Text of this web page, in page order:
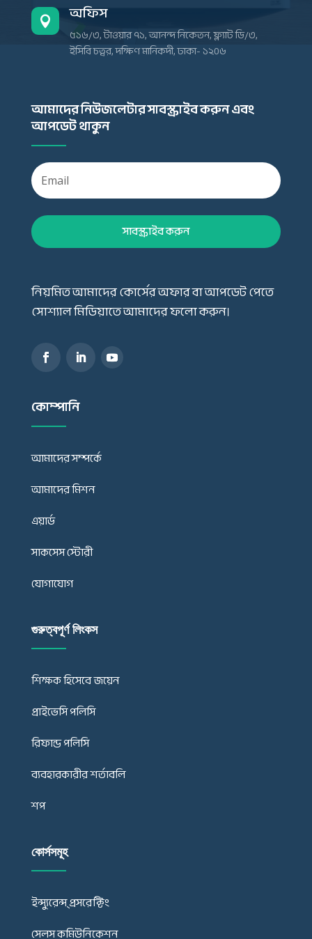
 অফিস
৫১৬/৩, টাওয়ার ৭১, আনন্দ নিকেতন, ফ্ল্যাট ডি/৩,
ইসিবি চত্বর, দক্ষিণ মানিকদী, ঢাকা- ১২০৬
আমাদের নিউজলেটার সাবস্ক্রাইব করুন এবং
আপডেট থাকুন
সাবস্ক্রাইব করুন
নিয়মিত আমাদের কোর্সের অফার বা আপডেট পেতে
সোশ্যাল মিডিয়াতে আমাদের ফলো করুন।
কোম্পানি
আমাদের সম্পর্কে
আমাদের মিশন
এয়ার্ড
সাকসেস স্টোরী
যোগাযোগ
গুরুত্বপূর্ণ লিংকস
শিক্ষক হিসেবে জয়েন
প্রাইভেসি পলিসি
রিফান্ড পলিসি
ব্যবহারকারীর শর্তাবলি
শপ
কোর্সসমূহ
ইন্স্যুরেন্স্ প্রসরেক্টিং
সেলস কমিউনিকেশন